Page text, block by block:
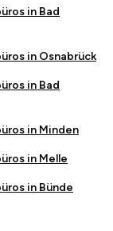
in Bad
in Osnabrück
in Bad
in Minden
in Melle
in Bünde